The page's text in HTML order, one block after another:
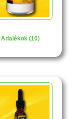
Adalékok (10)